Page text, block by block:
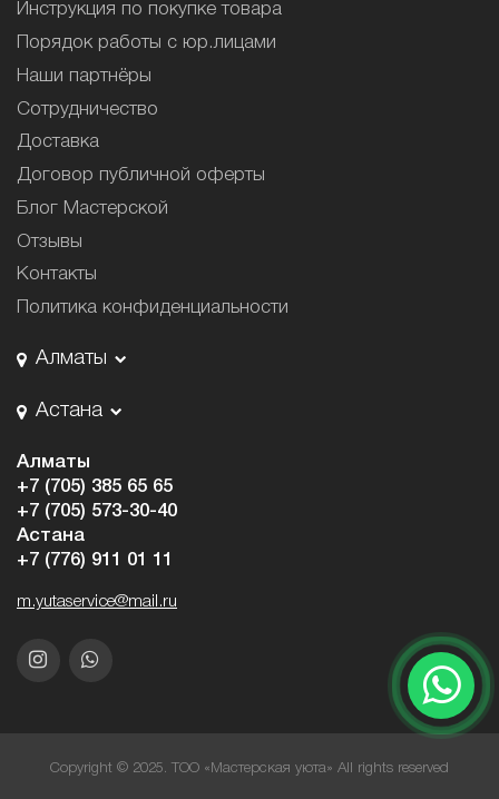
Инструкция по покупке товара
Порядок работы с юр.лицами
Наши партнёры
Сотрудничество
Доставка
Договор публичной оферты
Блог Мастерской
Отзывы
Контакты
Политика конфиденциальности
Алматы
Астана
Алматы
+7 (705) 385 65 65
+7 (705) 573-30-40
Астана
+7 (776) 911 01 11
m.yutaservice@mail.ru
Copyright © 2025. ТОО «Мастерская уюта» All rights reserved